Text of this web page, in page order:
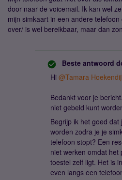
door naar de voicemail. Ik kan wel
mijn simkaart in een andere
over/ is wel bereikbaar, maar dan
Beste antwoord
Hi @Tamara
Bedankt voor je
niet gebeld kunt
Begrijp ik het goed dat
worden zodra je je
telefoon stopt? Een
niet werken omdat het
toestel zelf ligt. Het is
even langs een